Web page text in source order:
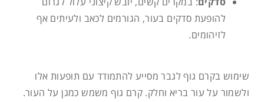
להופעת סדקים בעור, הגורמים לכאב ולעיתים אף
לזיהומים.
שימוש בקרם גוף לגבר מסייע להתמודד עם תופעות אלו
ולשמור על עור בריא וחלק. קרם גוף משמש כמגן על העור.